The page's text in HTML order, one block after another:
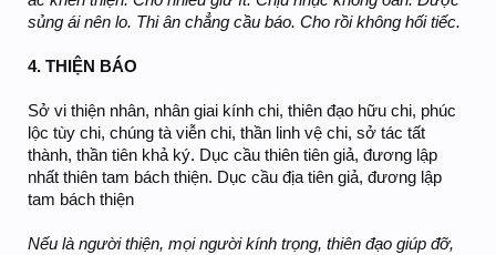
sủng ái nên lo. Thi ân chẳng cầu báo. Cho rồi không hối tiếc.
4. THIỆN BÁO
Sở vi thiện nhân, nhân giai kính chi, thiên đạo hữu chi, phúc
lộc tùy chi, chúng tà viễn chi, thần linh vệ chi, sở tác tất
thành, thần tiên khả ký. Dục cầu thiên tiên giả, đương lập
nhất thiên tam bách thiện. Dục cầu địa tiên giả, đương lập
tam bách thiện
Nếu là người thiện, mọi người kính trọng, thiên đạo giúp đỡ,